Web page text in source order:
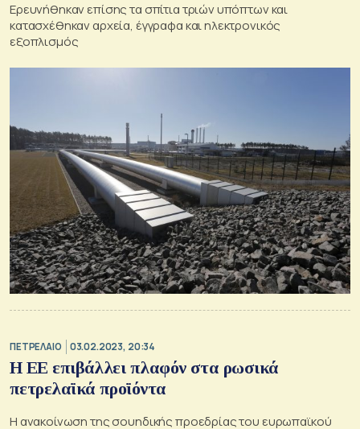
Ερευνήθηκαν επίσης τα σπίτια τριών υπόπτων και
κατασχέθηκαν αρχεία, έγγραφα και ηλεκτρονικός
εξοπλισμός
ΠΕΤΡΕΛΑΙΟ 03.02.2023, 20:34
Η ΕΕ επιβάλλει πλαφόν στα ρωσικά
πετρελαϊκά προϊόντα
Η ανακοίνωση της σουηδικής προεδρίας του ευρωπαϊκού